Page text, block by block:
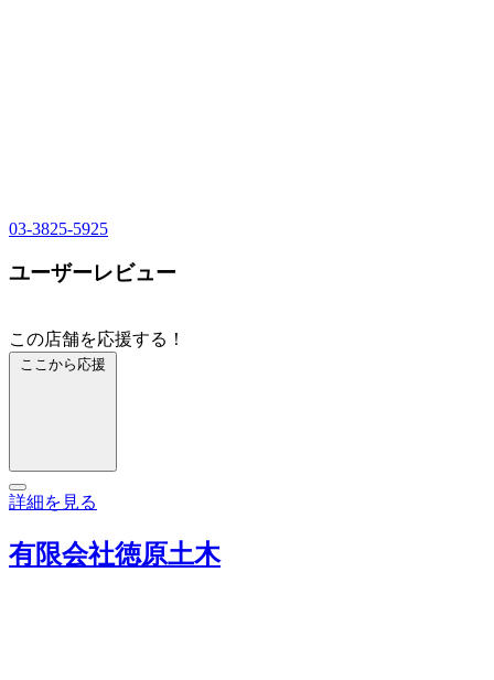
03-3825-5925
ユーザーレビュー
この店舗を応援する！
ここから応援
詳細を見る
有限会社徳原土木